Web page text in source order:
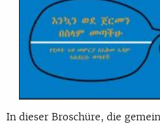
In dieser Broschüre, die